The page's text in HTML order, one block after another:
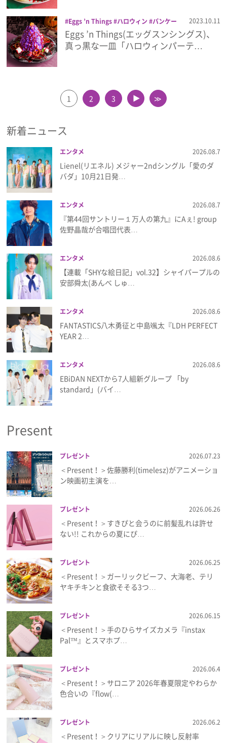
Eggs ’n Things ハロウィン
パンケー
キ
2023.10.11
Eggs ’n Things(エッグスンシングス)、
真っ黒な一皿「ハロウィンパーテ…
1 2 3 ▲ ≫
新着ニュース
エンタメ 2026.08.7
Lienel(リエネル) メジャー2ndシングル「愛のダ
バダ」10月21日発…
エンタメ 2026.08.7
『第44回サントリー１万人の第九』にAぇ! group
佐野晶哉が合唱団代表…
エンタメ 2026.08.6
【連載「SHYな絵日記」vol.32】シャイパープルの
安部舜太(あんべ しゅ…
エンタメ 2026.08.6
FANTASTICS八木勇征と中島颯太『LDH PERFECT
YEAR 2…
エンタメ 2026.08.6
EBiDAN NEXTから7⼈組新グループ 「by
standard」(バイ…
Present
プレゼント 2026.07.23
＜Present！＞佐藤勝利(timelesz)がアニメーショ
ン映画初主演を…
プレゼント 2026.06.26
＜Present！＞すきぴと会うのに前髪乱れは許せ
ない!! これからの夏にぴ…
プレゼント 2026.06.25
＜Present！＞ガーリックビーフ、大海老、テリ
ヤキチキンと食欲そそる3つ…
プレゼント 2026.06.15
＜Present！＞手のひらサイズカメラ『instax
Pal™』とスマホプ…
プレゼント 2026.06.4
＜Present！＞サロニア 2026年春夏限定やわらか
色合いの『flow(…
プレゼント 2026.06.2
＜Present！＞クリアにリアルに映し反射率